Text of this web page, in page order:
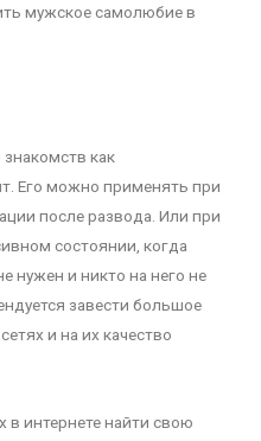
мужское самолюбие в
как
Его можно применять при
после развода. Или при
состоянии, когда
нужен и никто на него не
завести большое
и на их качество
в интернете найти свою